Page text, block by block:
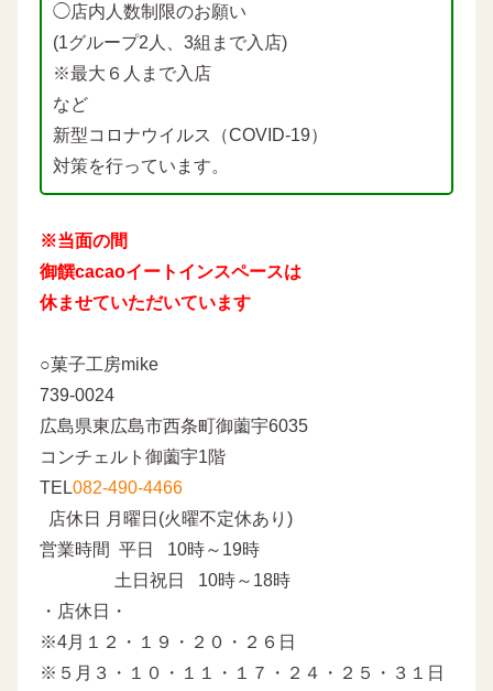
◯店内人数制限のお願い
(1グループ2人、3組まで入店)
※最大６人まで入店
など
新型コロナウイルス（COVID-19）
対策を行っています。
※当面の間
御饌cacaoイートインスペースは
休ませていただいています
○菓子工房mike
739-0024
広島県東広島市西条町御薗宇6035
コンチェルト御薗宇1階
TEL082-490-4466
店休日 月曜日(火曜不定休あり)
営業時間 平日 10時～19時
土日祝日 10時～18時
・店休日・
※4月１２・１９・２０・２６日
※５月３・１０・１１・１７・２４・２５・３１日